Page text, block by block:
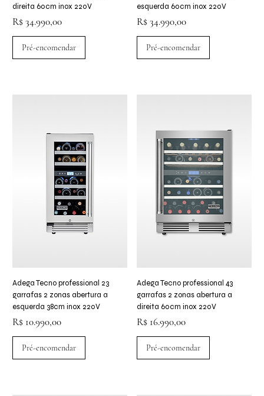
direita 60cm inox 220V
Preço
R$ 34.990,00
Pré-encomendar
esquerda 60cm inox 220V
Preço
R$ 34.990,00
Pré-encomendar
Adega Tecno professional 23
garrafas 2 zonas abertura a
esquerda 38cm inox 220V
Preço
R$ 10.990,00
Pré-encomendar
Adega Tecno professional 43
garrafas 2 zonas abertura a
direita 60cm inox 220V
Preço
R$ 16.990,00
Pré-encomendar